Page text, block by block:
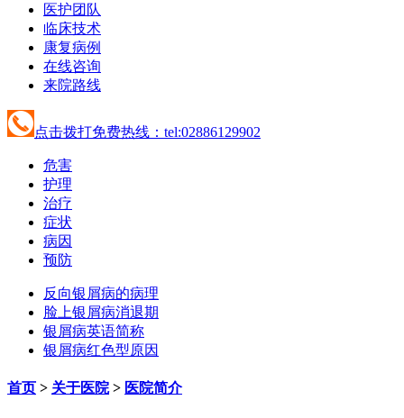
医护团队
临床技术
康复病例
在线咨询
来院路线
点击拨打免费热线：tel:02886129902
危害
护理
治疗
症状
病因
预防
反向银屑病的病理
脸上银屑病消退期
银屑病英语简称
银屑病红色型原因
首页 > 关于医院> 医院简介